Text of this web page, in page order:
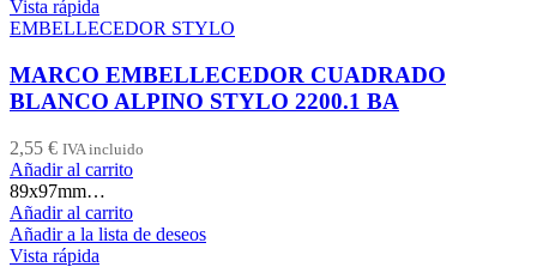
Vista rápida
EMBELLECEDOR STYLO
MARCO EMBELLECEDOR CUADRADO
BLANCO ALPINO STYLO 2200.1 BA
2,55 € IVA incluido
Añadir al carrito
89x97mm…
Añadir al carrito
Añadir a la lista de deseos
Vista rápida